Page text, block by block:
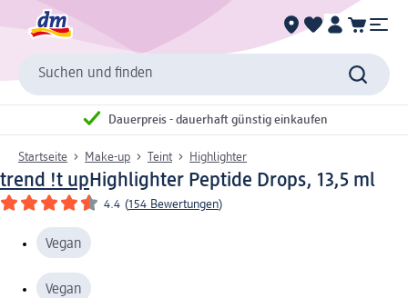
Suchen und finden
Dauerpreis - dauerhaft günstig einkaufen
Startseite Make-up Teint Highlighter
trend !t up Highlighter Peptide Drops, 13,5 ml
4.4 (154 Bewertungen)
Vegan
Vegan